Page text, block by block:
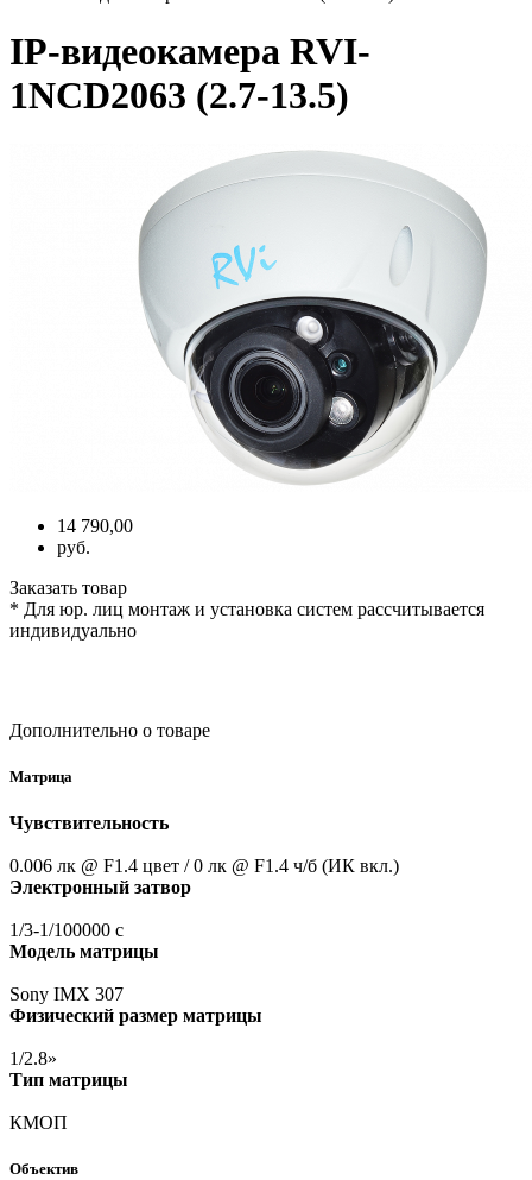
IP-видеокамера RVI-
1NCD2063 (2.7-13.5)
14 790,00
руб.
Заказать товар
* Для юр. лиц монтаж и установка систем рассчитывается
индивидуально
Дополнительно о товаре
Матрица
Чувствительность
0.006 лк @ F1.4 цвет / 0 лк @ F1.4 ч/б (ИК вкл.)
Электронный затвор
1/3-1/100000 с
Модель матрицы
Sony IMX 307
Физический размер матрицы
1/2.8»
Тип матрицы
КМОП
Объектив